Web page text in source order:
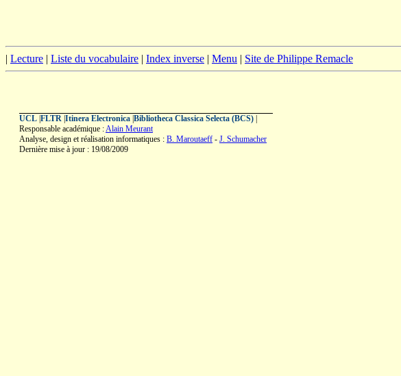
| Lecture | Liste du vocabulaire | Index inverse | Menu | Site de Philippe Remacle
UCL FLTR Itinera Electronica Bibliotheca Classica Selecta (BCS)
Responsable académique :Alain Meurant
Analyse, design et réalisation informatiques : B. Maroutaeff - J. Schumacher
Dernière mise à jour : 19/08/2009